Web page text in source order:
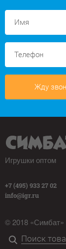
Жду
Игрушки оптом
+7 (495) 933 27 02
info@igr.ru
© 2018 «Симбат»